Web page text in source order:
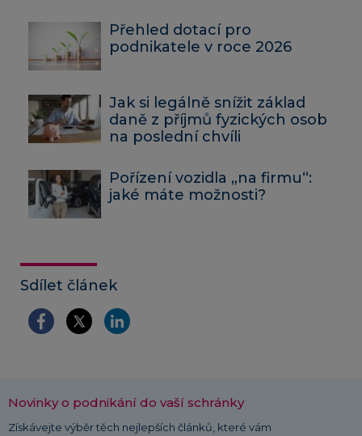
Přehled dotací pro
podnikatele v roce 2026
Jak si legálně snížit základ
daně z příjmů fyzických osob
na poslední chvíli
Pořízení vozidla „na firmu“:
jaké máte možnosti?
Sdílet článek
Novinky o podnikání do vaší schránky
Získávejte výběr těch nejlepších článků, které vám